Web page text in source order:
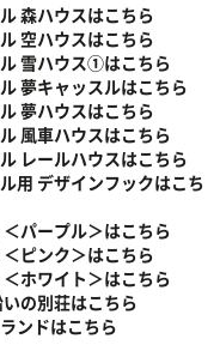
森ハウスはこちら
空ハウスはこちら
雪ハウス①はこちら
夢キャッスルはこちら
夢ハウスはこちら
風車ハウスはこちら
レールハウスはこちら
用 デザインフックはこち
パープル＞はこちら
ピンク＞はこちら
ホワイト＞はこちら
の別荘はこちら
ンドはこちら